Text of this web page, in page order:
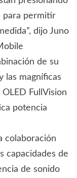
para permitir
dijo Juno
de su
las magníficas
FullVision
potencia
colaboración
capacidades de
de sonido